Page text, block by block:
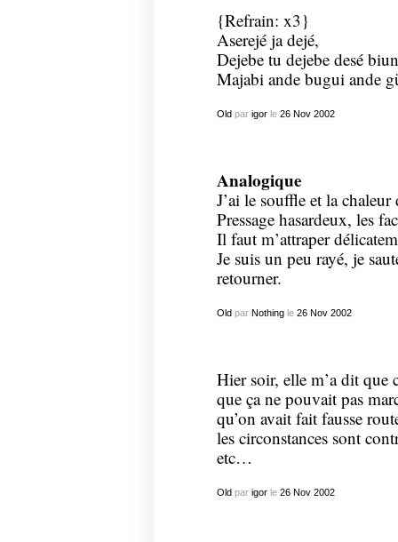
{Refrain: x3}
Aserejé ja dejé,
Dejebe tu dejebe desé
Majabi ande bugui ande
Old par igorle 26 Nov 2002
Analogique
J’ai le souffle et la
Pressage hasardeux, les
Il faut m’attraper
Je suis un peu rayé, je
retourner.
Old par Nothingle 26 Nov 2002
Hier soir, elle m’a dit que
que ça ne pouvait pas
qu’on avait fait fausse
les circonstances sont
etc…
Oldpar igorle 26 Nov 2002